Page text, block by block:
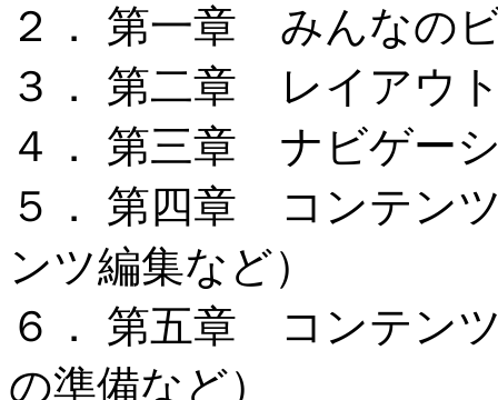
２． 第一章 みんなの
３． 第二章 レイアウ
４． 第三章 ナビゲー
５． 第四章 コンテン
ンツ編集など）
６． 第五章 コンテン
の準備など）